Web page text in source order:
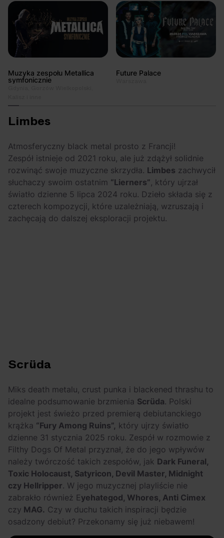
Muzyka zespołu Metallica
symfonicznie
Future Palace
Limbes
Atmosferyczny black metal prosto z Francji!
Zespół istnieje od 2021 roku, ale już zdążył solidnie
rozwinąć swoje muzyczne skrzydła. Limbes zachwycił
słuchaczy swoim ostatnim “Lierners” , który ujrzał
światło dzienne 5 lipca 2024 roku. Dzieło składa się z
czterech kompozycji, które uzależniają, wzruszają i
zachęcają do dalszej eksploracji projektu.
Scrüda
Miks death metalu, crust punka i blackened thrashu to
idealne podsumowanie brzmienia Scrüda. Polski
projekt jest świeżo przed premierą debiutanckiego
krążka “Fury Among Ruins”, który ujrzy światło
dzienne 31 stycznia 2025 roku. Zespół w rozmowie z
Filthy Dogs Of Metal przyznał, że do jego wpływów
należy twórczość takich zespołów, jak Dark Funeral,
Toxic Holocaust, Satyricon, Devil Master, Midnight
czy Hellripper. W jego muzycznej playliście nie
zabrakło również Eyehategod, Whores, Anti Cimex
czy MAG. Czy w duchu takich inspiracji będzie
osadzony debiut? Przekonamy się już niebawem!